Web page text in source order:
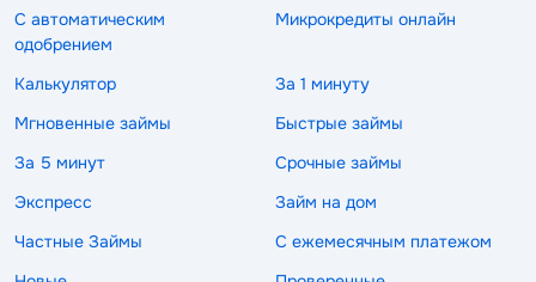
С автоматическим
одобрением
Микрокредиты онлайн
Калькулятор
За 1 минуту
Мгновенные займы
Быстрые займы
За 5 минут
Срочные займы
Экспресс
Займ на дом
Частные Займы
С ежемесячным платежом